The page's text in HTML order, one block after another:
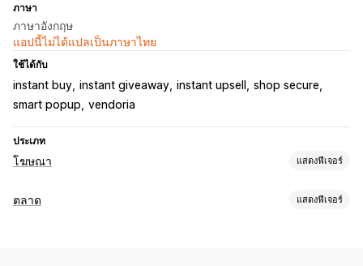
ภาษา
ภาษาอังกฤษ
แอปนี้ไม่ได้แปลเป็นภาษาไทย
ใช้ได้กับ
instant buy instant giveaway instant upsell
shop secure
smart popup vendoria
ประเภท
โฆษณา แสดงฟีเจอร์
การกำหนดเป้าหมาย
ตลาด แสดงฟีเจอร์